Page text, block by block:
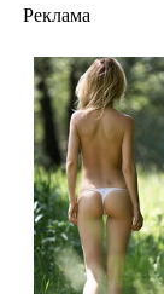
Реклама